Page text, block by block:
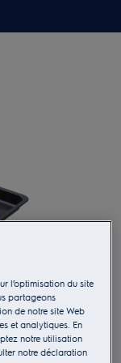
l’optimisation du site
partageons
de notre site Web
et analytiques. En
notre utilisation
notre déclaration